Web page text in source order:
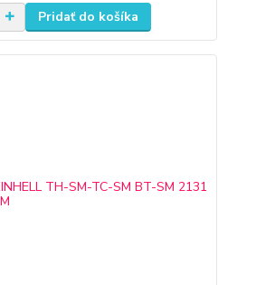
Pridať do košíka